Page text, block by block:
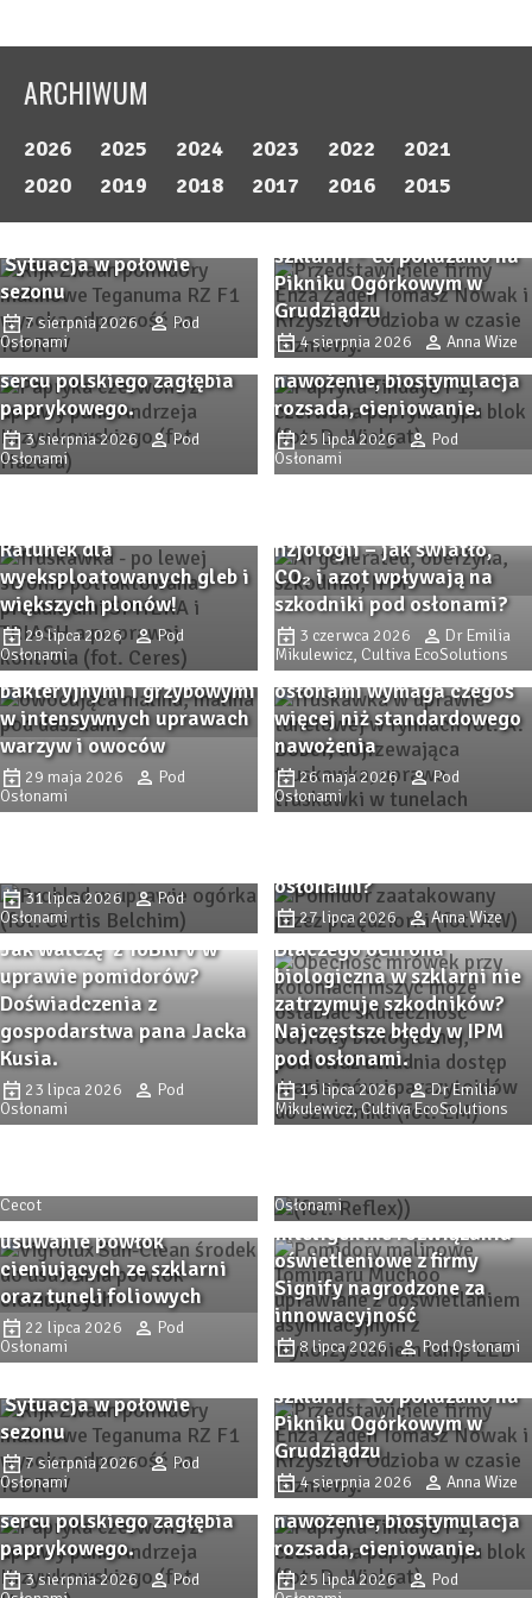
ARCHIWUM
2026 2025 2024 2023 2022
2021
2020
2019 2018 2017 2016 2015
Pomidor TEGANUMA RZ F1
Sytuacja w połowie
sezonu
7 sierpnia 2026
Pod
Osłonami
Odmiany ogórka do
szklarni – co pokazano na
Pikniku Ogórkowym w
Grudziądzu
4 sierpnia 2026 Anna Wize
Przystanek PAPRYKA 2026.
Wiedza, praktyka i
rodzinna atmosfera w
sercu polskiego zagłębia
paprykowego.
3 sierpnia 2026
Pod
Osłonami
Zbliża się Przystanek
Papryka 2026! Sprawdzone
odmiany papryki i
nowości, ochrona,
nawożenie, biostymulacja
rozsada, cieniowanie.
25 lipca 2026
Pod
Osłonami
SPHERA i TRIASH –
Ratunek dla
wyeksploatowanych gleb i
większych plonów!
29 lipca 2026
Pod
Osłonami
fizjologii – jak światło,
CO₂ i azot wpływają na
szkodniki pod osłonami?
3 czerwca 2026
Dr Emilia
Mikulewicz, Cultiva EcoSolutions
Remedy Complex pod
osłonami – wsparcie
ochrony przed chorobami
bakteryjnymi i grzybowymi
w intensywnych uprawach
warzyw i owoców
29 maja 2026
Pod
Osłonami
Intensywna produkcja pod
osłonami wymaga czegoś
więcej niż standardowego
nawożenia
26 maja 2026
Pod
Osłonami
PROBLAD – innowacyjny
biofungicyd do ochrony
upraw szklarniowych przed
31 lipca 2026
Pod
Osłonami
Przędziorkowe lato. Jak
osłonami?
27 lipca 2026 Anna Wize
Jak walczę z ToBRFV w
uprawie pomidorów?
Doświadczenia z
gospodarstwa pana Jacka
Kusia.
23 lipca 2026
Pod
Osłonami
Dlaczego ochrona
biologiczna w szklarni nie
zatrzymuje szkodników?
Najczęstsze błędy w IPM
pod osłonami.
15 lipca 2026
Dr Emilia
Mikulewicz, Cultiva EcoSolutions
Trendy i inspiracje z
Zaborza. Dni Otwarte firmy
Cecot
Co zmieniło się na rynku
Osłonami
SunClean – skuteczne
usuwanie powłok
cieniujących ze szklarni
oraz tuneli foliowych
22 lipca 2026
Pod
Osłonami
Inteligentne rozwiązania
oświetleniowe z firmy
Signify nagrodzone za
innowacyjność
8 lipca 2026 Pod Osłonami
Pomidor TEGANUMA RZ F1
– malinowa odpowiedź na
Sytuacja w połowie
sezonu
7 sierpnia 2026
Pod
Osłonami
Odmiany ogórka do
szklarni – co pokazano na
Pikniku Ogórkowym w
Grudziądzu
4 sierpnia 2026 Anna Wize
Przystanek PAPRYKA 2026.
Wiedza, praktyka i
rodzinna atmosfera w
sercu polskiego zagłębia
paprykowego.
3 sierpnia 2026
Pod
Zbliża się Przystanek
Papryka 2026! Sprawdzone
odmiany papryki i
nowości, ochrona,
nawożenie, biostymulacja
rozsada, cieniowanie.
25 lipca 2026
Pod
Pomidor TEGANUMA RZ F1